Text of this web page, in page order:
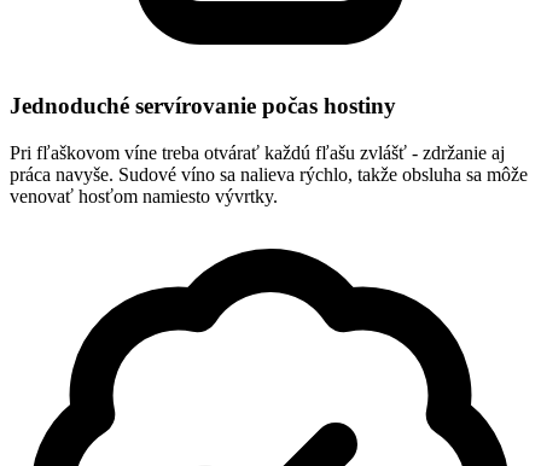
Jednoduché servírovanie počas hostiny
Pri fľaškovom víne treba otvárať každú fľašu zvlášť - zdržanie aj
práca navyše. Sudové víno sa nalieva rýchlo, takže obsluha sa môže
venovať hosťom namiesto vývrtky.